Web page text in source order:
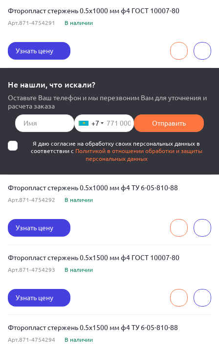
Фторопласт стержень 0.5x1000 мм ф4 ГОСТ 10007-80
Арт.871-4754291 В наличии
Узнать цену
Не нашли, что искали?
Оставьте Ваш телефон и мы перезвоним Вам для уточнения и
расчета заказа
+7 Отправить
Я даю согласие на обработку своих персональных данных в
соответствии с Политикой в отношении обработки и защиты
персональных данных
Фторопласт стержень 0.5x1000 мм ф4 ТУ 6-05-810-88
Арт.871-4754292 В наличии
Узнать цену
Фторопласт стержень 0.5x1500 мм ф4 ГОСТ 10007-80
Арт.871-4754293 В наличии
Узнать цену
Фторопласт стержень 0.5x1500 мм ф4 ТУ 6-05-810-88
Арт.871-4754294 В наличии